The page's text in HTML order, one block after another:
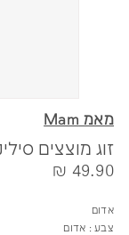
מאמ Mam
זוג מוצצים סיליקון 6+ לבן/מנטה
מחיר
49.90 ₪
אדום
צבע : אדום